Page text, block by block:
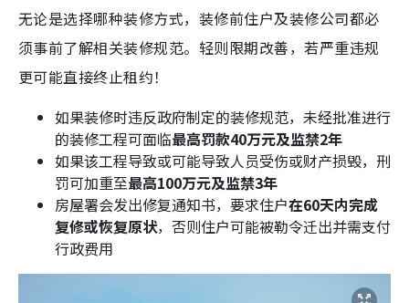
无论是选择哪种装修方式，装修前住户及装修公司都必
须事前了解相关装修规范。轻则限期改善，若严重违规
更可能直接终止租约！
如果装修时违反政府制定的装修规范，未经批准进行
的装修工程可面临最高罚款40万元及监禁2年
如果该工程导致或可能导致人员受伤或财产损毁，刑
罚可加重至最高100万元及监禁3年
房屋署会发出修复通知书，要求住户在60天内完成
复修或恢复原状，否则住户可能被勒令迁出并需支付
行政费用